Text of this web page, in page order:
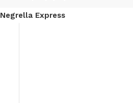
Negrella Express